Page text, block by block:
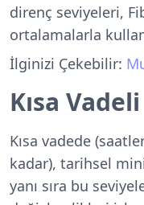
direnç seviyeleri,
ortalamalarla
İlginizi Çekebilir:
Kısa
Kısa vadede
kadar), tarihsel
yanı sıra bu